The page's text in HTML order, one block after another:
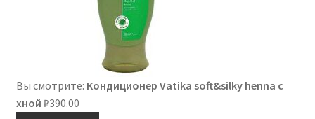
Вы смотрите: Кондиционер Vatika soft&silky henna с
хной ₽390.00